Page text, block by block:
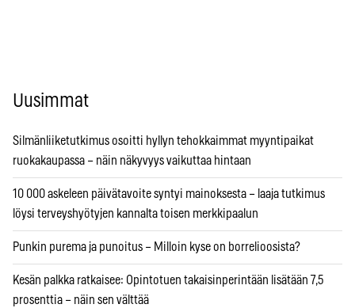
Uusimmat
Silmänliiketutkimus osoitti hyllyn tehokkaimmat myyntipaikat
ruokakaupassa – näin näkyvyys vaikuttaa hintaan
10 000 askeleen päivätavoite syntyi mainoksesta – laaja tutkimus
löysi terveyshyötyjen kannalta toisen merkkipaalun
Punkin purema ja punoitus – Milloin kyse on borrelioosista?
Kesän palkka ratkaisee: Opintotuen takaisinperintään lisätään 7,5
prosenttia – näin sen välttää